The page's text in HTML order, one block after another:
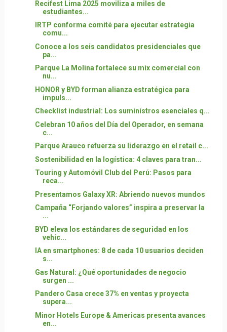
Recifest Lima 2025 moviliza a miles de
estudiantes...
IRTP conforma comité para ejecutar estrategia
comu...
Conoce a los seis candidatos presidenciales que
pa...
Parque La Molina fortalece su mix comercial con
nu...
HONOR y BYD forman alianza estratégica para
impuls...
Checklist industrial: Los suministros esenciales q...
Celebran 10 años del Día del Operador, en semana
c...
Parque Arauco refuerza su liderazgo en el retail c...
Sostenibilidad en la logística: 4 claves para tran...
Touring y Automóvil Club del Perú: Pasos para
reca...
Presentamos Galaxy XR: Abriendo nuevos mundos
Campaña “Forjando valores” inspira a preservar la
...
BYD eleva los estándares de seguridad en los
vehíc...
IA en smartphones: 8 de cada 10 usuarios deciden
s...
Gas Natural: ¿Qué oportunidades de negocio
surgen ...
Pandero Casa crece 37% en ventas y proyecta
supera...
Minor Hotels Europe & Americas presenta avances
en...